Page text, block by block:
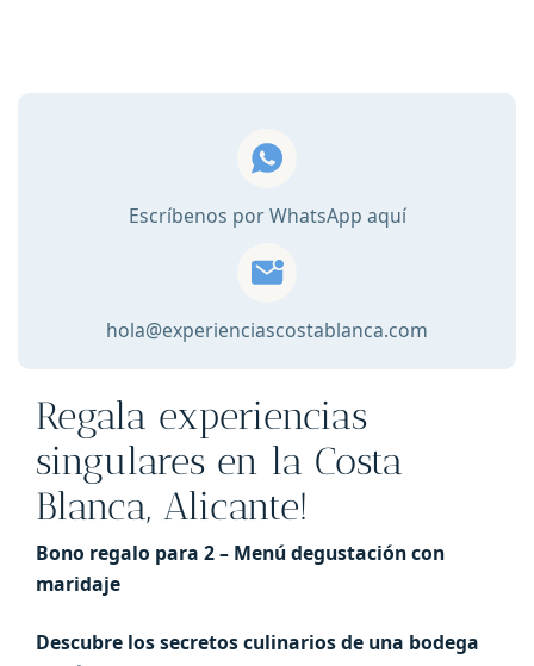
Escríbenos por WhatsApp aquí
hola@experienciascostablanca.com
Regala experiencias
singulares en la Costa
Blanca, Alicante!
Bono regalo para 2 – Menú degustación con
maridaje
Descubre los secretos culinarios de una bodega